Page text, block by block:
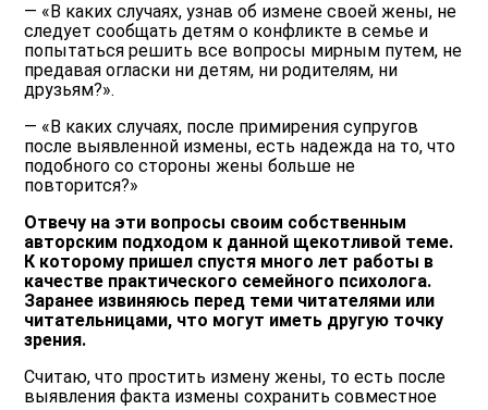
— «В каких случаях, узнав об измене своей жены, не
следует сообщать детям о конфликте в семье и
попытаться решить все вопросы мирным путем, не
предавая огласки ни детям, ни родителям, ни
друзьям?».
— «В каких случаях, после примирения супругов
после выявленной измены, есть надежда на то, что
подобного со стороны жены больше не
повторится?»
Отвечу на эти вопросы своим собственным
авторским подходом к данной щекотливой теме.
К которому пришел спустя много лет работы в
качестве практического семейного психолога.
Заранее извиняюсь перед теми читателями или
читательницами, что могут иметь другую точку
зрения.
Считаю, что простить измену жены, то есть после
выявления факта измены сохранить совместное